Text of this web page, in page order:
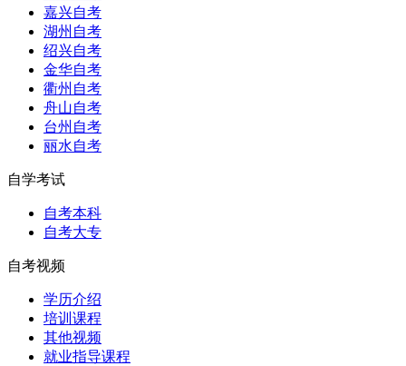
嘉兴自考
湖州自考
绍兴自考
金华自考
衢州自考
舟山自考
台州自考
丽水自考
自学考试
自考本科
自考大专
自考视频
学历介绍
培训课程
其他视频
就业指导课程